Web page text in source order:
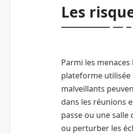
Les
Parmi les
plateforme utilisée
malveillants
dans les réunions
passe ou une
ou perturber les